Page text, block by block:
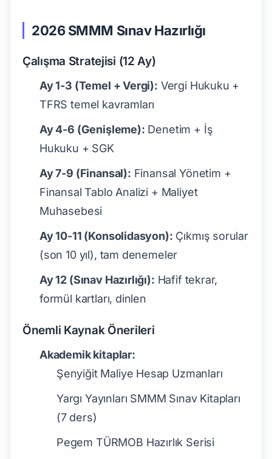
2026 SMMM Sınav Hazırlığı
Çalışma Stratejisi (12 Ay)
Ay 1-3 (Temel + Vergi): Vergi Hukuku +
TFRS temel kavramları
Ay 4-6 (Genişleme): Denetim + İş
Hukuku + SGK
Ay 7-9 (Finansal): Finansal Yönetim +
Finansal Tablo Analizi + Maliyet
Muhasebesi
Ay 10-11 (Konsolidasyon): Çıkmış sorular
(son 10 yıl), tam denemeler
Ay 12 (Sınav Hazırlığı): Hafif tekrar,
formül kartları, dinlen
Önemli Kaynak Önerileri
Akademik kitaplar:
Şenyiğit Maliye Hesap Uzmanları
Yargı Yayınları SMMM Sınav Kitapları
(7 ders)
Pegem TÜRMOB Hazırlık Serisi